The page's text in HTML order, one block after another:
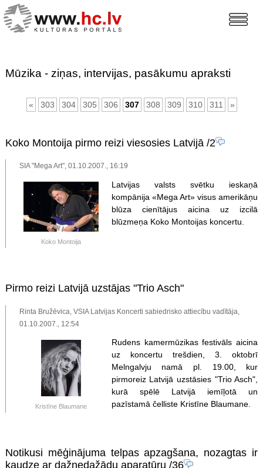
Mūzika - ziņas, intervijas, pasākumu apraksti
« 303 304 305 306 307 308 309 310 311 »
Koko Montoija pirmo reizi viesosies Latvijā/2
SIA "Mega Art", 01.10.2007., 16:19
Koko Montoija
Latvijas valsts svētku ieskaņā
kompānija «Mega Art» visus amerikāņu
blūza cienītājus aicina uz izcilā
blūzmeņa Koko Montoijas koncertu.
Pirmo reizi Latvijā uzstājas "Trio Asch"
Rinta Bružēvica, VSIA Latvijas Koncerti sabiedrisko attiecību vadītāja,
01.10.2007., 12:54
Kristīne Blaumane
Rudens kamermūzikas festivāls aicina
uz koncertu trešdien, 3. oktobrī
Melngalvju namā pl. 19.00, kur
pirmoreiz Latvijā uzstāsies "Trio Asch",
kurā spēlē Latvijā iemīļotā un
pazīstamā čelliste Kristīne Blaumane.
Notikusi mēģinājuma telpas apzagšana, nozagtas ir
kaudze ar dažnedažādu aparatūru /36